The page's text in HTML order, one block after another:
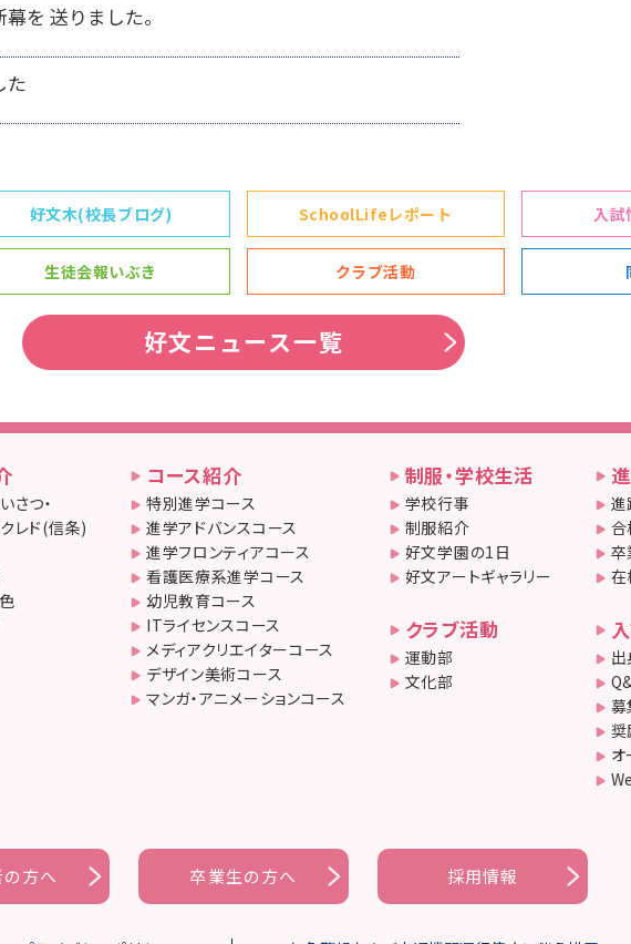
を 送りました。
た
好文木(校長ブログ) SchoolLifeレポート 入試
生徒会報いぶき クラブ活動
好文ニュース一覧
さつ・
レド(信条)
コース紹介
特別進学コース
進学アドバンスコース
進学フロンティアコース
看護医療系進学コース
幼児教育コース
ITライセンスコース
メディアクリエイターコース
デザイン美術コース
マンガ・アニメーションコース
制服・学校生活
学校行事
制服紹介
好文学園の1日
好文アートギャラリー
クラブ活動
運動部
文化部
進
合
卒
在
募
奨
オ
方へ 卒業生の方へ 採用情報